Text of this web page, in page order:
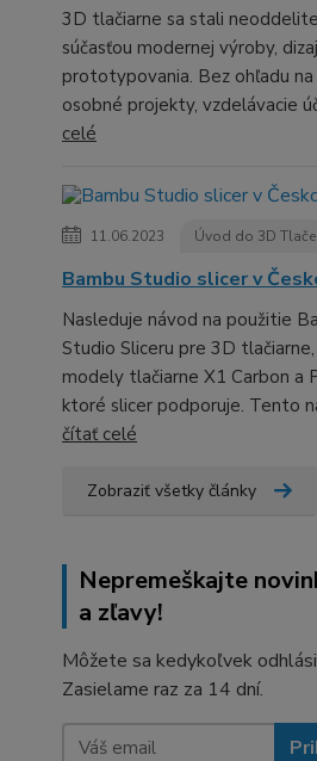
3D tlačiarne sa stali
súčasťou modernej výroby,
prototypovania. Bez ohľadu
osobné projekty, vzdelávacie
celé
11.06.2023 Úvod do 3D Tlače
Bambu Studio slicer v
Nasleduje návod na použitie
Studio Sliceru pre 3D tlačiarne,
modely tlačiarne X1 Carbon a
ktoré slicer podporuje. Tento
čítať celé
Zobraziť všetky články
Nepremeškajte
a zľavy!
Môžete sa kedykoľvek
Zasielame raz za 14 dní.